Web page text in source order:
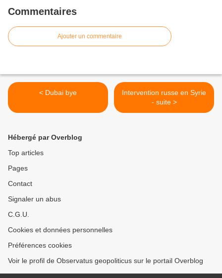
Commentaires
Ajouter un commentaire
< Dubai bye
Intervention russe en Syrie
- suite >
Hébergé par Overblog
Top articles
Pages
Contact
Signaler un abus
C.G.U.
Cookies et données personnelles
Préférences cookies
Voir le profil de Observatus geopoliticus sur le portail Overblog